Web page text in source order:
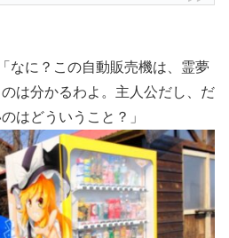
なに？この自動販売機は、霊夢
は分かるわよ。主人公だし、だ
はどういうこと？」